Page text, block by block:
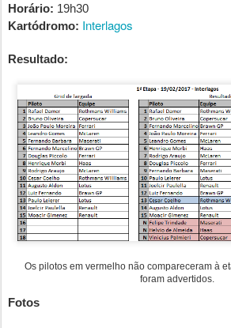
Horário: 19h30
Kartódromo: Interlagos
Resultado:
Os pilotos em vermelho não compareceram à
foram advertidos.
Fotos